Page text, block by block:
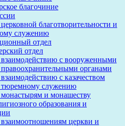
благочиние
благотворительности и
служению
отдел
отдел
с вооруженными
органами
с казачеством
тюремному служению
и монашеству
образования и
церкви и